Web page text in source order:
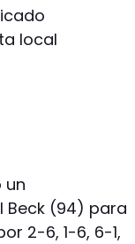
local
un
Beck (94) para
2-6, 1-6, 6-1,